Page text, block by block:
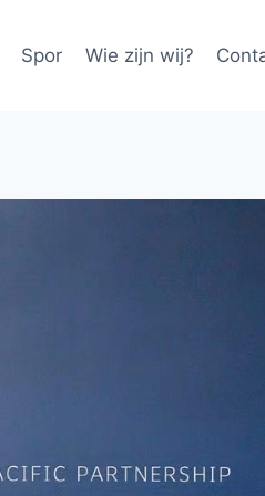
Spor Wie zijn wij?